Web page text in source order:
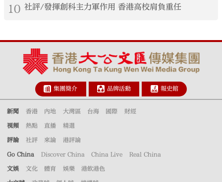
10 社評/發揮創科主力軍作用 香港高校肩負重任
集團簡介 品牌活動 報史館
新聞 香港 內地 大灣區 台海 國際 財經
視頻 熱點 直播 精選
評論 社評 來論 港評論
Go China Discover China China Live Real China
文娛 文化 體育 娛樂 港飲港色